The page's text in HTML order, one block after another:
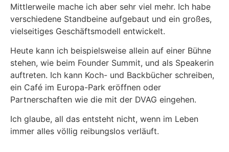
Mittlerweile mache ich aber sehr viel mehr. Ich habe
verschiedene Standbeine aufgebaut und ein großes,
vielseitiges Geschäftsmodell entwickelt.
Heute kann ich beispielsweise allein auf einer Bühne
stehen, wie beim Founder Summit, und als Speakerin
auftreten. Ich kann Koch- und Backbücher schreiben,
ein Café im Europa-Park eröffnen oder
Partnerschaften wie die mit der DVAG eingehen.
Ich glaube, all das entsteht nicht, wenn im Leben
immer alles völlig reibungslos verläuft.